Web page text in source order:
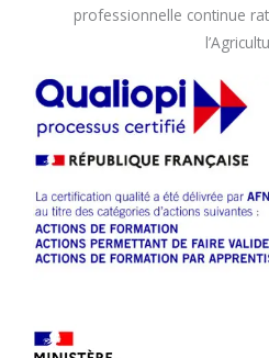
professionnelle continue